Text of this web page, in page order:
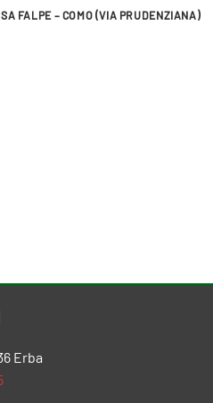
FALPE – COMO (VIA PRUDENZIANA)
Erba